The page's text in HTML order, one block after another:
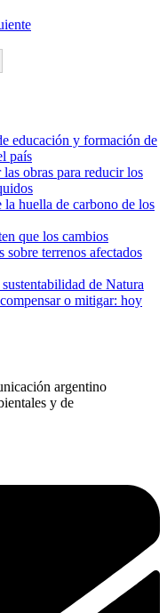
educación y formación de
país
obras para reducir los
huella de carbono de los
que los cambios
sobre terrenos afectados
de Natura
o mitigar: hoy
argentino
y de